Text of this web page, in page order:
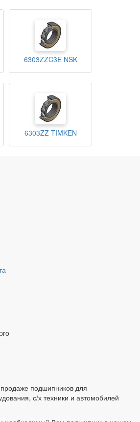
6303ZZC3E NSK
6303ZZ TIMKEN
подшипников для
с/х техники и автомобилей